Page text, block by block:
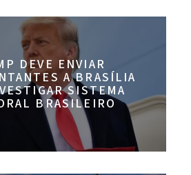
DEVE ENVIAR
A BRASÍLIA
SISTEMA
BRASILEIRO